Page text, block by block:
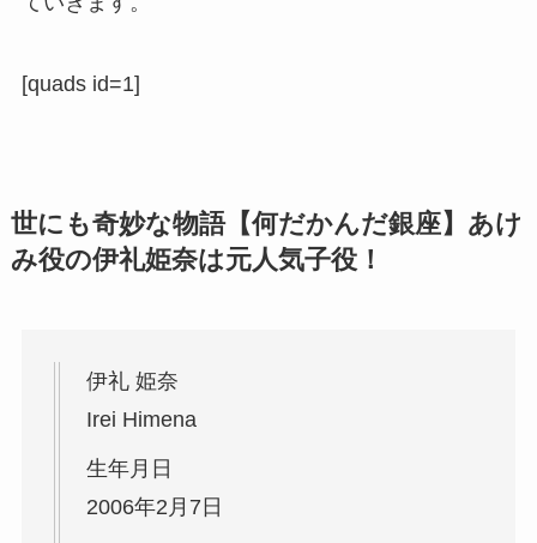
[quads id=1]
世にも奇妙な物語【何だかんだ銀座】あけ
み役の伊礼姫奈は元人気子役！
伊礼 姫奈
Irei Himena
生年月日
2006年2月7日